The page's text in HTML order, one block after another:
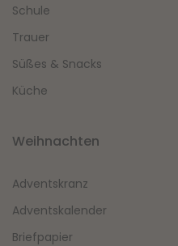
Schule
Trauer
Süßes & Snacks
Küche
Weihnachten
Adventskranz
Adventskalender
Briefpapier